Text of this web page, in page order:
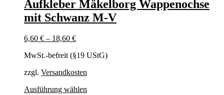
Varianten
auf.
auf
werden
Aufkleber Mäkelborg Wappenochse
mit Schwanz M-V
6,60 € – 18,60 €
MwSt.-befreit (§19 UStG)
zzgl. Versandkosten
Ausführung wählen